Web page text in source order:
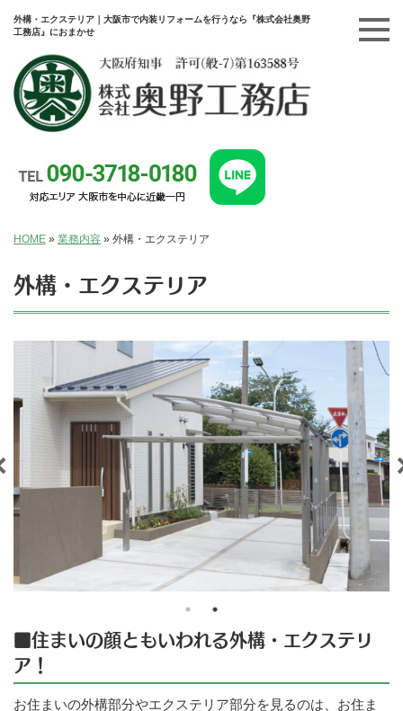
外構・エクステリア｜大阪市で内装リフォームを行うなら『株式会社奥野
工務店』におまかせ
HOME » 業務内容 » 外構・エクステリア
外構・エクステリア
■住まいの顔ともいわれる外構・エクステリ
ア！
お住まいの外構部分やエクステリア部分を見るのは、お住ま